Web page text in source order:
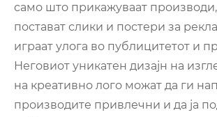
само што прикажуваат производи,
постават слики и постери за
играат улога во публицитетот и
Неговиот уникатен дизајн на
на креативно лого можат да ги
производите привлечни и да ја